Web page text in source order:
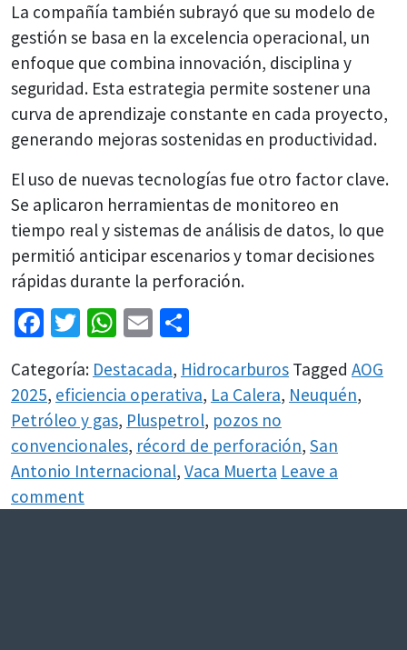
La compañía también subrayó que su modelo de
gestión se basa en la excelencia operacional, un
enfoque que combina innovación, disciplina y
seguridad. Esta estrategia permite sostener una
curva de aprendizaje constante en cada proyecto,
generando mejoras sostenidas en productividad.
El uso de nuevas tecnologías fue otro factor clave.
Se aplicaron herramientas de monitoreo en
tiempo real y sistemas de análisis de datos, lo que
permitió anticipar escenarios y tomar decisiones
rápidas durante la perforación.
Facebook
Twitter
WhatsApp
Email
Categoría: Destacada, Hidrocarburos Tagged AOG
2025, eficiencia operativa, La Calera, Neuquén,
Petróleo y gas, Pluspetrol, pozos no
convencionales, récord de perforación, San
Antonio Internacional, Vaca Muerta Leave a
comment